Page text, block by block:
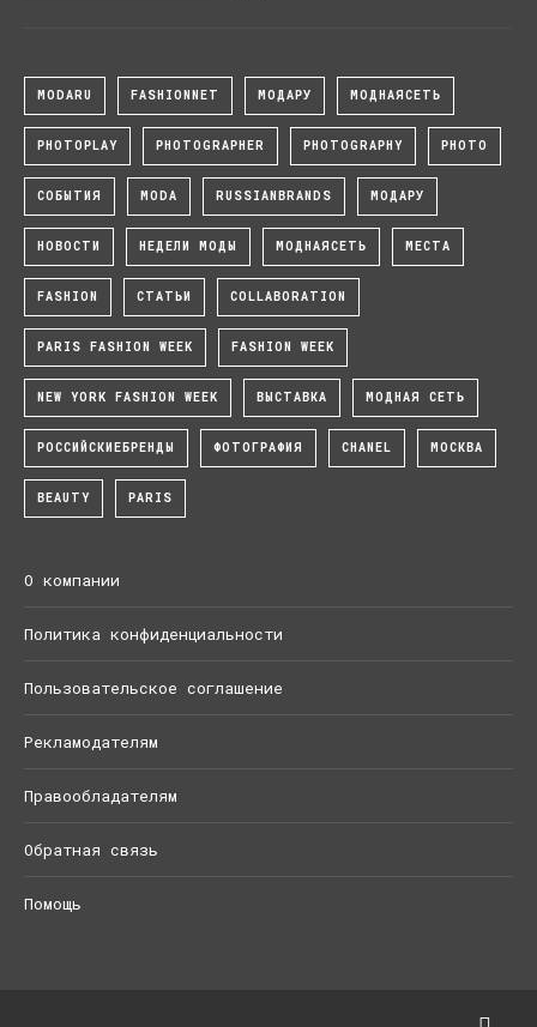
MODARU FASHIONNET МОДАРУ МОДНАЯСЕТЬ
PHOTOPLAY PHOTOGRAPHER PHOTOGRAPHY PHOTO
СОБЫТИЯ MODA RUSSIANBRANDS МОДАРУ
НОВОСТИ НЕДЕЛИ МОДЫ МОДНАЯСЕТЬ МЕСТА
FASHION СТАТЬИ COLLABORATION
PARIS FASHION WEEK FASHION WEEK
NEW YORK FASHION WEEK ВЫСТАВКА МОДНАЯ СЕТЬ
РОССИЙСКИЕБРЕНДЫ ФОТОГРАФИЯ CHANEL МОСКВА
BEAUTY PARIS
О компании
Политика конфиденциальности
Пользовательское соглашение
Рекламодателям
Правообладателям
Обратная связь
Помощь